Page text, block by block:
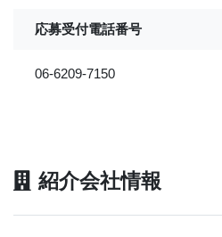
応募受付電話番号
06-6209-7150
紹介会社情報